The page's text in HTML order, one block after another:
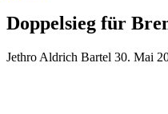
Doppelsieg für
Jethro Aldrich Bartel 30. Mai